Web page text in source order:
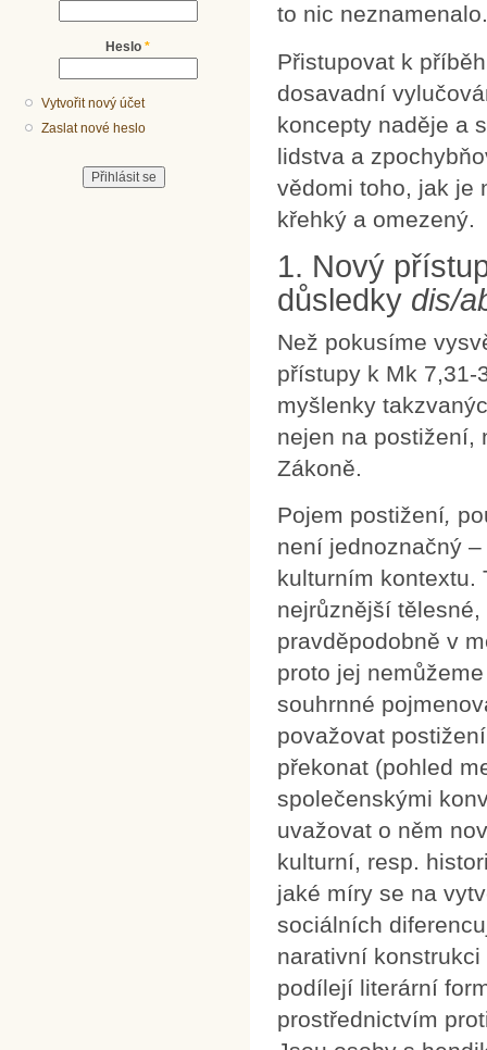
Heslo *
Vytvořit nový účet
Zaslat nové heslo
to nic
Přistupovat k
dosavadní
koncepty naděje a
lidstva a
vědomi toho, jak je
křehký a omezený.
1. Nový
důsledky dis/
Než pokusíme
přístupy k Mk 7,31-
myšlenky
nejen na postižení,
Zákoně.
Pojem postižení,
není jednoznačný
kulturním kontextu.
nejrůznější
pravděpodobně v
proto jej
souhrnné
považovat
překonat (pohled
společenskými
uvažovat o něm
kulturní, resp.
jaké míry se na
sociálních
narativní
podílejí literární
prostřednictvím